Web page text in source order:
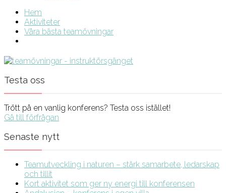
Hem
Aktiviteter
Våra bästa teamövningar
Testa oss
Trött på en vanlig konferens? Testa oss istället!
Gå till förfrågan
Senaste nytt
Teamutveckling i naturen – stärk samarbete, ledarskap
och tillit
Kort aktivitet som ger ny energi till konferensen